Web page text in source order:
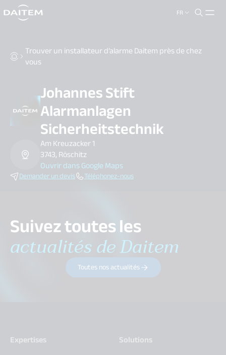
FR
search.label
Trouver un installateur d’alarme Daitem près de chez
vous
Johannes Stift
Alarmanlagen
Sicherheitstechnik
Am Kreuzacker 1
3743, Röschitz
Ouvrir dans Google Maps
Demander un devis Téléphonez-nous
Suivez toutes les
actualités de Daitem
Toutes nos actualités
Expertises
Solutions